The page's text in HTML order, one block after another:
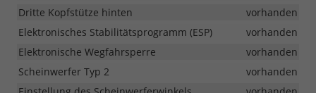
Dritte Kopfstütze hinten
vorhanden
Elektronisches Stabilitätsprogramm (ESP)
vorhanden
Elektronische Wegfahrsperre
vorhanden
Scheinwerfer Typ 2
vorhanden